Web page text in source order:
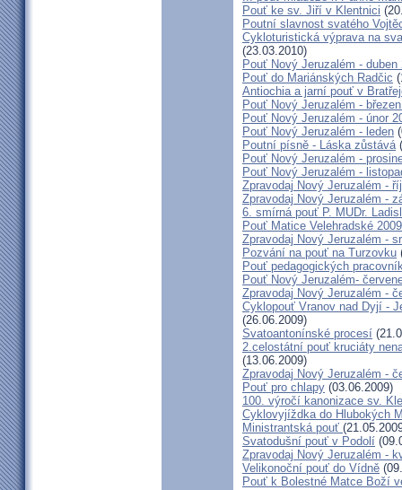
Pouť ke sv. Jiří v Klentnici
Poutní slavnost svatého
Cykloturistická výprava na
(23.03.2010)
Pouť Nový Jeruzalém - duben
Pouť do Mariánských Radčic
Antiochia a jarní pouť v
Pouť Nový Jeruzalém -
Pouť Nový Jeruzalém - únor
Pouť Nový Jeruzalém - leden
Poutní písně - Láska zůstává
Pouť Nový Jeruzalém -
Pouť Nový Jeruzalém -
Zpravodaj Nový Jeruzalém -
Zpravodaj Nový Jeruzalém -
6. smírná pouť P. MUDr.
Pouť Matice Velehradské 2009
Zpravodaj Nový Jeruzalém -
Pozvání na pouť na Turzovku
Pouť pedagogických
Pouť Nový Jeruzalém-
Zpravodaj Nový Jeruzalém -
Cyklopouť Vranov nad Dyjí -
(26.06.2009)
Svatoantonínské procesí
2.celostátní pouť kruciáty
(13.06.2009)
Zpravodaj Nový Jeruzalém -
Pouť pro chlapy (03.06.2009)
100. výročí kanonizace sv.
Cyklovyjíždka do Hlubokých
Ministrantská pouť
Svatodušní pouť v Podolí
Zpravodaj Nový Jeruzalém -
Velikonoční pouť do Vídně
Pouť k Bolestné Matce Boží